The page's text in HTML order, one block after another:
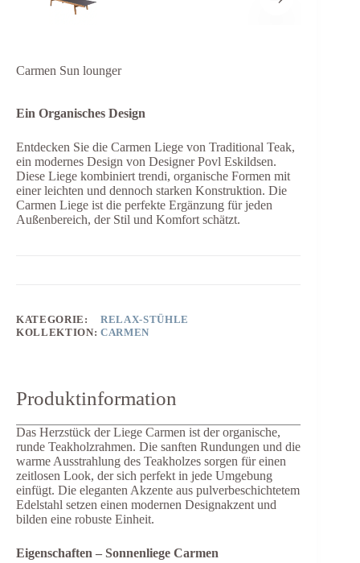
Carmen Sun lounger
Ein Organisches Design
Entdecken Sie die Carmen Liege von Traditional Teak,
ein modernes Design von Designer Povl Eskildsen.
Diese Liege kombiniert trendi, organische Formen mit
einer leichten und dennoch starken Konstruktion. Die
Carmen Liege ist die perfekte Ergänzung für jeden
Außenbereich, der Stil und Komfort schätzt.
KATEGORIE:
RELAX-STÜHLE
KOLLEKTION: CARMEN
Produktinformation
Das Herzstück der Liege Carmen ist der organische,
runde Teakholzrahmen. Die sanften Rundungen und die
warme Ausstrahlung des Teakholzes sorgen für einen
zeitlosen Look, der sich perfekt in jede Umgebung
einfügt. Die eleganten Akzente aus pulverbeschichtetem
Edelstahl setzen einen modernen Designakzent und
bilden eine robuste Einheit.
Eigenschaften – Sonnenliege Carmen